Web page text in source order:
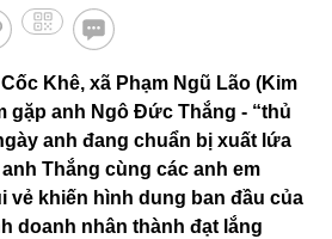
Khê, xã Phạm Ngũ Lão (Kim
gặp anh Ngô Đức Thắng - “thủ
anh đang chuẩn bị xuất lứa
Thắng cùng các anh em
vẻ khiến hình dung ban đầu của
doanh nhân thành đạt lắng